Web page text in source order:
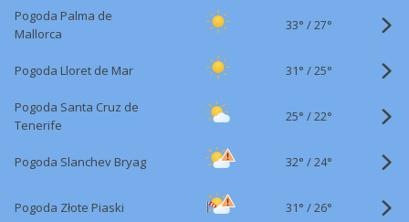
Pogoda Palma de
Mallorca
33° /27°
Pogoda Lloret de Mar 31° /25°
Pogoda Santa Cruz de
Tenerife
25° /22°
Pogoda Slanchev Bryag 32° /24°
Pogoda Złote Piaski 31° /26°